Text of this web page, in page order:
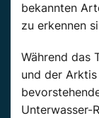
bekannten
zu erkennen
Während das
und der
Unterwasser-